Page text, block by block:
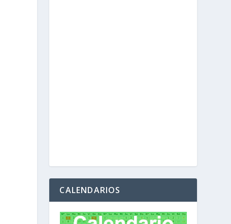
CALENDARIOS